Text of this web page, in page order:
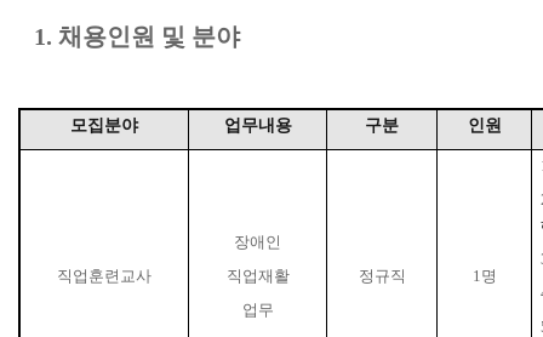
1.채용인원 및 분야
모집분야 업무내용 구분 인원
직업훈련교사
장애인
직업재활
업무
정규직 1 명